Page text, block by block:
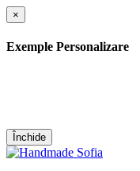
×
Exemple Personalizare
Închide